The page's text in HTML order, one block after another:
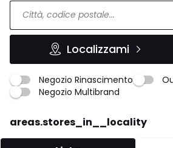
Localizzami
Negozio Rinascimento
Negozio Multibrand
areas.stores_in__locality